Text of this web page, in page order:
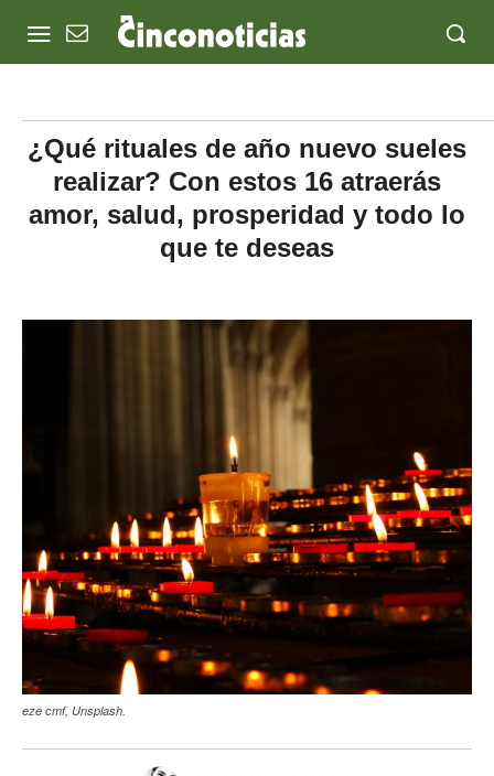
¿Qué rituales de año nuevo sueles
realizar? Con estos 16 atraerás
amor, salud, prosperidad y todo lo
que te deseas
eze cmf, Unsplash.